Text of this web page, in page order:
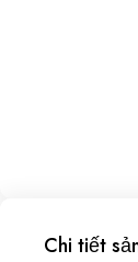
Chi tiết